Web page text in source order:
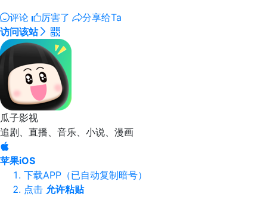
评论
厉害了
分享给Ta
访问该站
瓜子影视
追剧、直播、音乐、小说、漫画
苹果iOS
下载APP（已自动复制暗号）
点击 允许粘贴